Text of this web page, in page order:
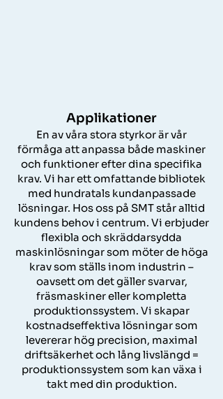
Applikationer
En av våra stora styrkor är vår
förmåga att anpassa både maskiner
och funktioner efter dina specifika
krav. Vi har ett omfattande bibliotek
med hundratals kundanpassade
lösningar. ​Hos oss på SMT står alltid
kundens behov i centrum. Vi erbjuder
flexibla och skräddarsydda
maskinlösningar som möter de höga
krav som ställs inom industrin –
oavsett om det gäller svarvar,
fräsmaskiner eller kompletta
produktionssystem.​ Vi skapar
kostnadseffektiva lösningar som
levererar hög precision, maximal
driftsäkerhet och lång livslängd =
produktionssystem som kan växa i
takt med din produktion.